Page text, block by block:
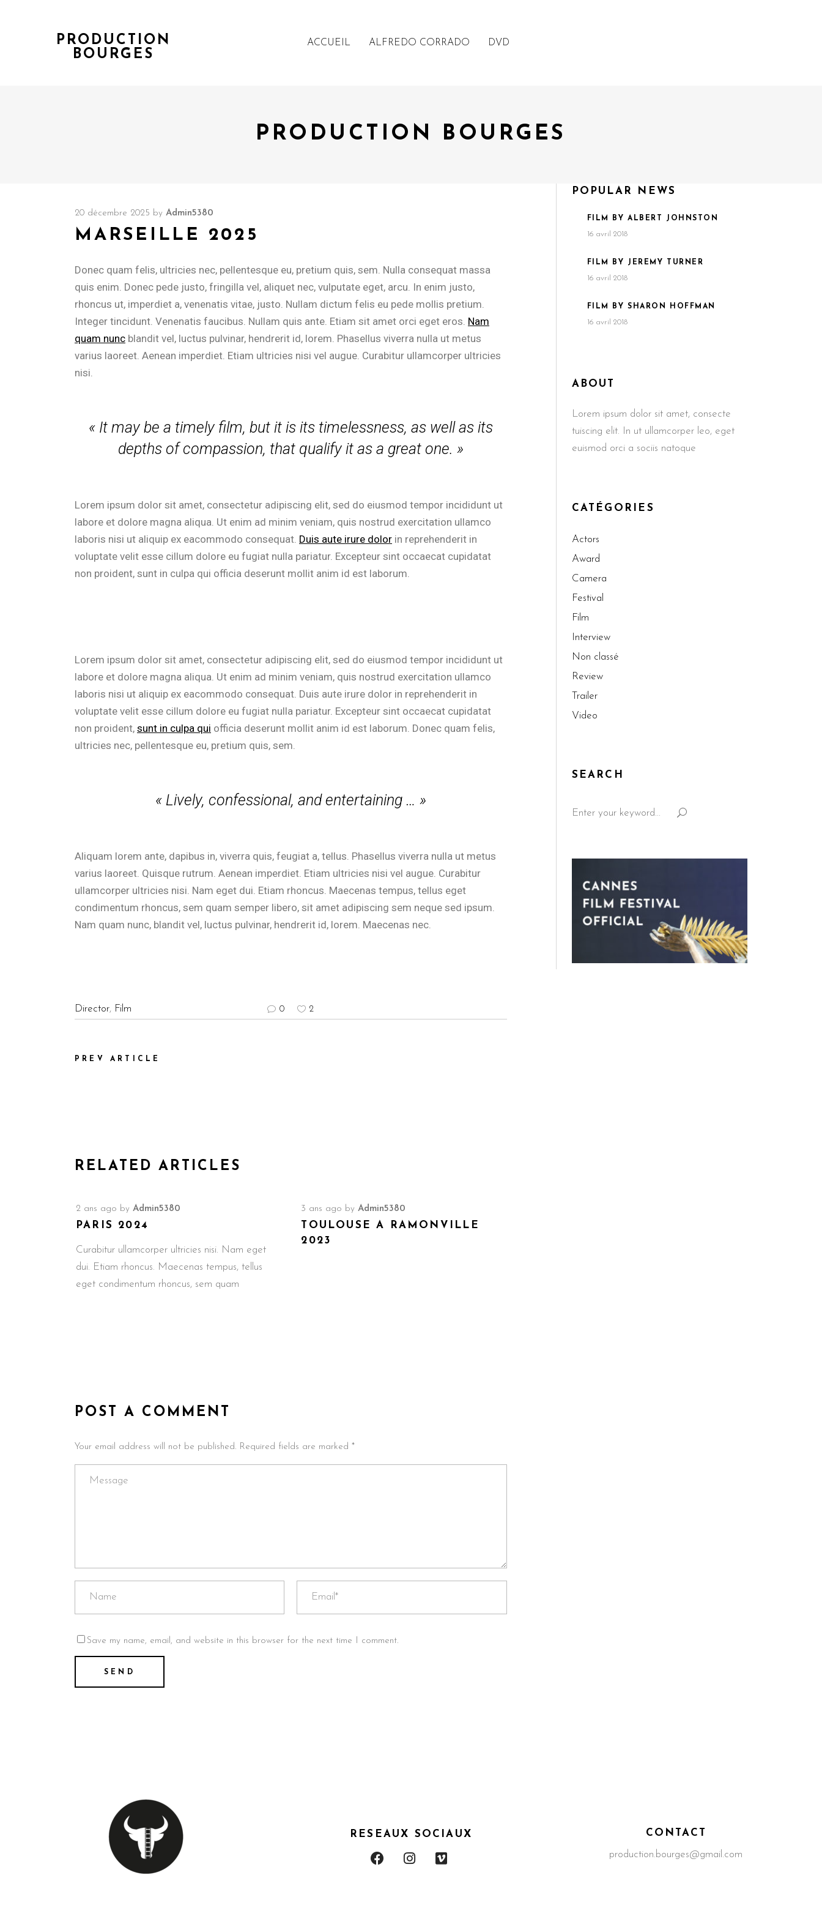
PRODUCTION
BOURGES
ACCUEIL ALFREDO CORRADO DVD
PRODUCTION BOURGES
20 décembre 2025 by Admin5380
MARSEILLE 2025
Donec quam felis, ultricies nec, pellentesque eu, pretium quis, sem. Nulla consequat massa
quis enim. Donec pede justo, fringilla vel, aliquet nec, vulputate eget, arcu. In enim justo,
rhoncus ut, imperdiet a, venenatis vitae, justo. Nullam dictum felis eu pede mollis pretium.
Integer tincidunt. Venenatis faucibus. Nullam quis ante. Etiam sit amet orci eget eros. Nam
quam nunc blandit vel, luctus pulvinar, hendrerit id, lorem. Phasellus viverra nulla ut metus
varius laoreet. Aenean imperdiet. Etiam ultricies nisi vel augue. Curabitur ullamcorper ultricies
nisi.
« It may be a timely film, but it is its timelessness, as well as its
depths of compassion, that qualify it as a great one. »
Lorem ipsum dolor sit amet, consectetur adipiscing elit, sed do eiusmod tempor incididunt ut
labore et dolore magna aliqua. Ut enim ad minim veniam, quis nostrud exercitation ullamco
laboris nisi ut aliquip ex eacommodo consequat. Duis aute irure dolor in reprehenderit in
voluptate velit esse cillum dolore eu fugiat nulla pariatur. Excepteur sint occaecat cupidatat
non proident, sunt in culpa qui officia deserunt mollit anim id est laborum.
Lorem ipsum dolor sit amet, consectetur adipiscing elit, sed do eiusmod tempor incididunt ut
labore et dolore magna aliqua. Ut enim ad minim veniam, quis nostrud exercitation ullamco
laboris nisi ut aliquip ex eacommodo consequat. Duis aute irure dolor in reprehenderit in
voluptate velit esse cillum dolore eu fugiat nulla pariatur. Excepteur sint occaecat cupidatat
non proident, sunt in culpa qui officia deserunt mollit anim id est laborum. Donec quam felis,
ultricies nec, pellentesque eu, pretium quis, sem.
« Lively, confessional, and entertaining … »
Aliquam lorem ante, dapibus in, viverra quis, feugiat a, tellus. Phasellus viverra nulla ut metus
varius laoreet. Quisque rutrum. Aenean imperdiet. Etiam ultricies nisi vel augue. Curabitur
ullamcorper ultricies nisi. Nam eget dui. Etiam rhoncus. Maecenas tempus, tellus eget
condimentum rhoncus, sem quam semper libero, sit amet adipiscing sem neque sed ipsum.
Nam quam nunc, blandit vel, luctus pulvinar, hendrerit id, lorem. Maecenas nec.
Director, Film 0 2
PREV ARTICLE
RELATED ARTICLES
2 ans ago by Admin5380
PARIS 2024
Curabitur ullamcorper ultricies nisi. Nam eget
dui. Etiam rhoncus. Maecenas tempus, tellus
eget condimentum rhoncus, sem quam
3 ans ago byAdmin5380
TOULOUSE A RAMONVILLE
2023
POST A COMMENT
Your email address will not be published. Required fields are marked *
Save my name, email, and website in this browser for the next time I comment.
POPULAR NEWS
FILM BY ALBERT JOHNSTON
16 avril 2018
FILM BY JEREMY TURNER
16 avril 2018
FILM BY SHARON HOFFMAN
16 avril 2018
ABOUT
Lorem ipsum dolor sit amet, consecte
tuiscing elit. In ut ullamcorper leo, eget
euismod orci a sociis natoque
CATÉGORIES
Actors
Award
Camera
Festival
Film
Interview
Non classé
Review
Trailer
Video
SEARCH
RESEAUX SOCIAUX CONTACT
production.bourges@gmail.com